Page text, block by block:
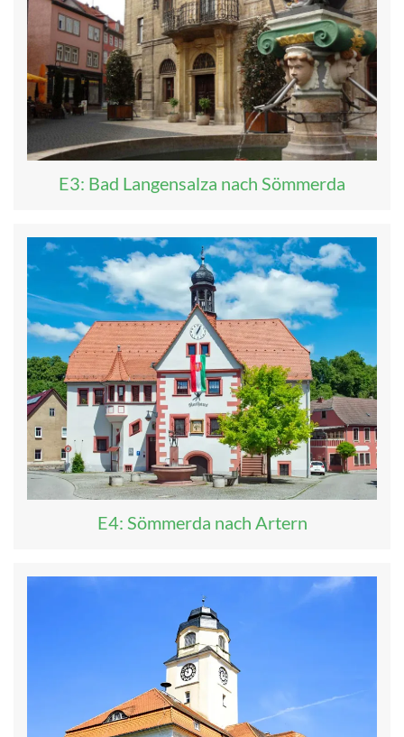
E3: Bad Langensalza nach Sömmerda
E4: Sömmerda nach Artern